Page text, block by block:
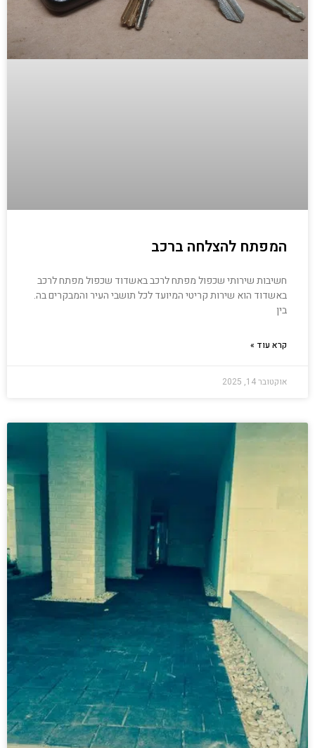
המפתח להצלחה ברכב
חשיבות שירותי שכפול מפתח לרכב באשדוד שכפול מפתח לרכב
באשדוד הוא שירות קריטי המיועד לכל תושבי העיר והמבקרים בה.
בין
קרא עוד »
אוקטובר 14, 2025